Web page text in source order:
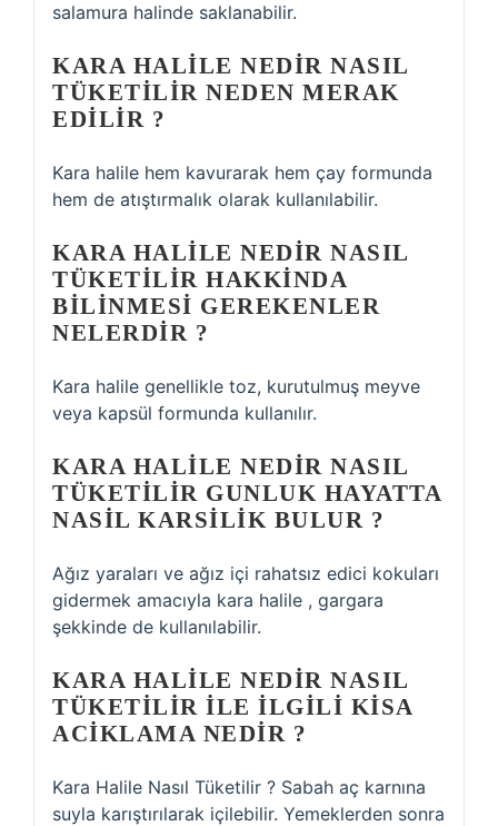
salamura halinde saklanabilir.
KARA HALILE NEDIR NASIL
TÜKETILIR NEDEN MERAK
EDILIR ?
Kara halile hem kavurarak hem çay formunda
hem de atıştırmalık olarak kullanılabilir.
KARA HALILE NEDIR NASIL
TÜKETILIR HAKKINDA
BILINMESI GEREKENLER
NELERDIR ?
Kara halile genellikle toz, kurutulmuş meyve
veya kapsül formunda kullanılır.
KARA HALILE NEDIR NASIL
TÜKETILIR GUNLUK HAYATTA
NASIL KARSILIK BULUR ?
Ağız yaraları ve ağız içi rahatsız edici kokuları
gidermek amacıyla kara halile , gargara
şekkinde de kullanılabilir.
KARA HALILE NEDIR NASIL
TÜKETILIR ILE ILGILI KISA
ACIKLAMA NEDIR ?
Kara Halile Nasıl Tüketilir ? Sabah aç karnına
suyla karıştırılarak içilebilir. Yemeklerden sonra